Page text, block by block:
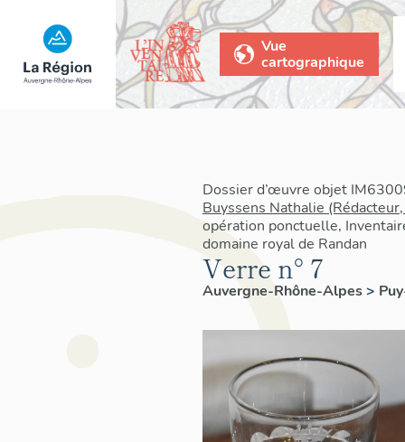
Vue
cartographique
Dossier d’œuvre objet
Buyssens Nathalie
opération ponctuelle,
domaine royal de Randan
Verre n° 7
Auvergne-Rhône-Alpes>